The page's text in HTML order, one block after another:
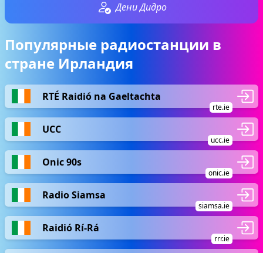
Дени Дидро
Популярные радиостанции в
стране Ирландия
RTÉ Raidió na Gaeltachta
rte.ie
UCC
ucc.ie
Onic 90s
onic.ie
Radio Siamsa
siamsa.ie
Raidió Rí-Rá
rrr.ie